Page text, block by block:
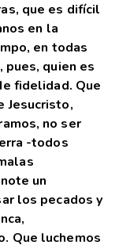
que es difícil
en la
en todas
pues, quien es
fidelidad. Que
Jesucristo,
no ser
-todos
un
los pecados y
Que luchemos